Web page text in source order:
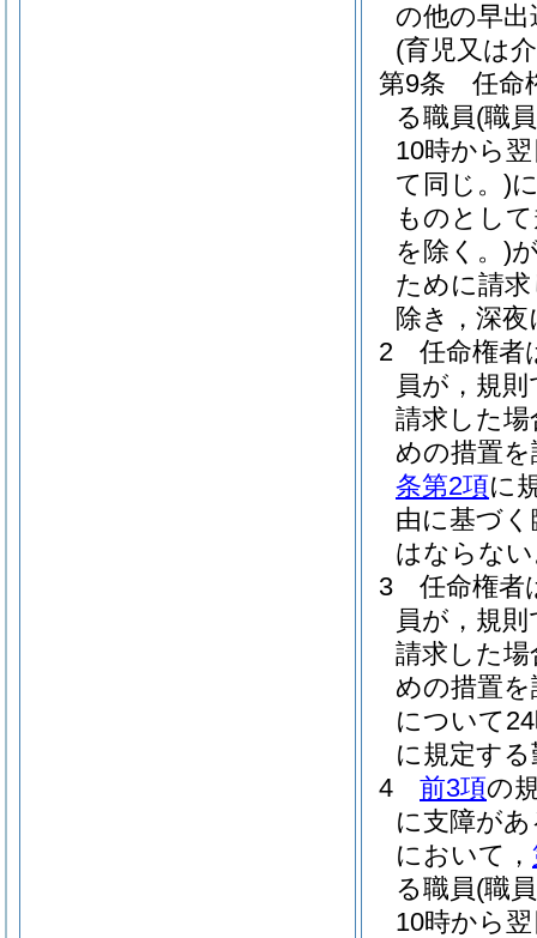
の他の早
(育児又は
第9条
任命
る職員(職
10時から
て同じ。)
ものとし
を除く。)
ために請
除き，深
2
任命権者
員が，規
請求した
めの措置
条第2項に
由に基づ
はならな
3
任命権者
員が，規
請求した
めの措置
について
に規定す
4
前3項の
に支障が
において，
る職員(職
10時から